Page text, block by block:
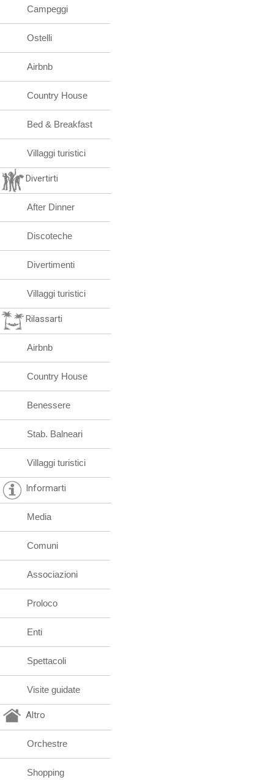
Campeggi
Ostelli
Airbnb
Country House
Bed & Breakfast
Villaggi turistici
Divertirti
After Dinner
Discoteche
Divertimenti
Villaggi turistici
Rilassarti
Airbnb
Country House
Benessere
Stab. Balneari
Villaggi turistici
Informarti
Media
Comuni
Associazioni
Proloco
Enti
Spettacoli
Visite guidate
Altro
Orchestre
Shopping